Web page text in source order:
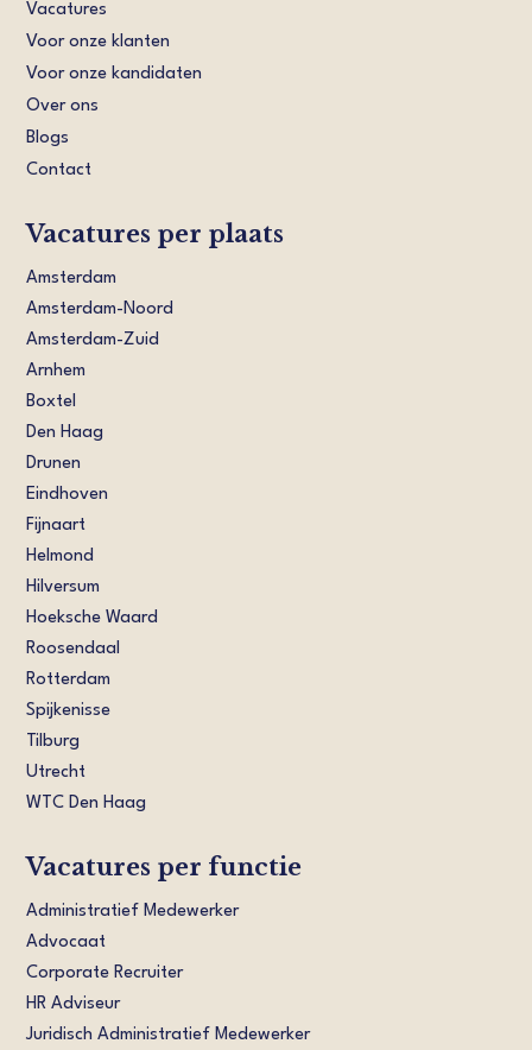
Vacatures
Voor onze klanten
Voor onze kandidaten
Over ons
Blogs
Contact
Vacatures per plaats
Amsterdam
Amsterdam-Noord
Amsterdam-Zuid
Arnhem
Boxtel
Den Haag
Drunen
Eindhoven
Fijnaart
Helmond
Hilversum
Hoeksche Waard
Roosendaal
Rotterdam
Spijkenisse
Tilburg
Utrecht
WTC Den Haag
Vacatures per functie
Administratief Medewerker
Advocaat
Corporate Recruiter
HR Adviseur
Juridisch Administratief Medewerker